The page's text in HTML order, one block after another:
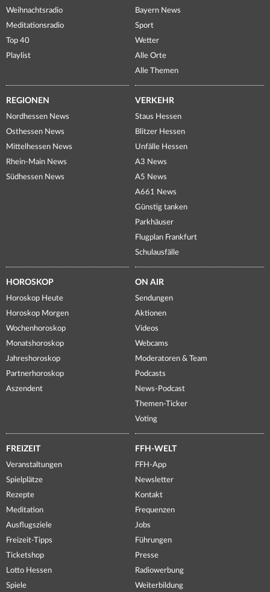
Weihnachtsradio
Meditationsradio
Top 40
Playlist
Bayern News
Sport
Wetter
Alle Orte
Alle Themen
REGIONEN
Nordhessen News
Osthessen News
Mittelhessen News
Rhein-Main News
Südhessen News
VERKEHR
Staus Hessen
Blitzer Hessen
Unfälle Hessen
A3 News
A5 News
A661 News
Günstig tanken
Parkhäuser
Flugplan Frankfurt
Schulausfälle
HOROSKOP
Horoskop Heute
Horoskop Morgen
Wochenhoroskop
Monatshoroskop
Jahreshoroskop
Partnerhoroskop
Aszendent
ON AIR
Sendungen
Aktionen
Videos
Webcams
Moderatoren & Team
Podcasts
News-Podcast
Themen-Ticker
Voting
FREIZEIT
Veranstaltungen
Spielplätze
Rezepte
Meditation
Ausflugsziele
Freizeit-Tipps
Ticketshop
Lotto Hessen
Spiele
FFH-WELT
FFH-App
Newsletter
Kontakt
Frequenzen
Jobs
Führungen
Presse
Radiowerbung
Weiterbildung